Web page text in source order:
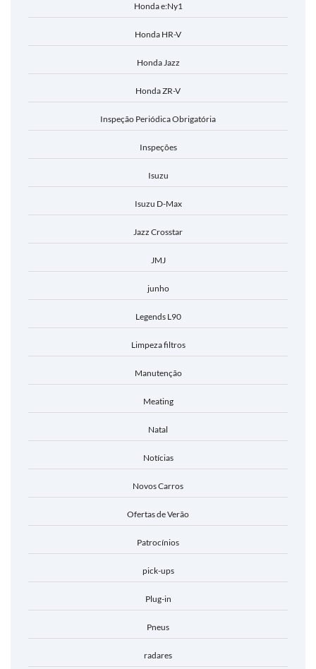
Honda e:Ny1
Honda HR-V
Honda Jazz
Honda ZR-V
Inspeção Periódica Obrigatória
Inspeções
Isuzu
Isuzu D-Max
Jazz Crosstar
JMJ
junho
Legends L90
Limpeza filtros
Manutenção
Meating
Natal
Notícias
Novos Carros
Ofertas de Verão
Patrocínios
pick-ups
Plug-in
Pneus
radares